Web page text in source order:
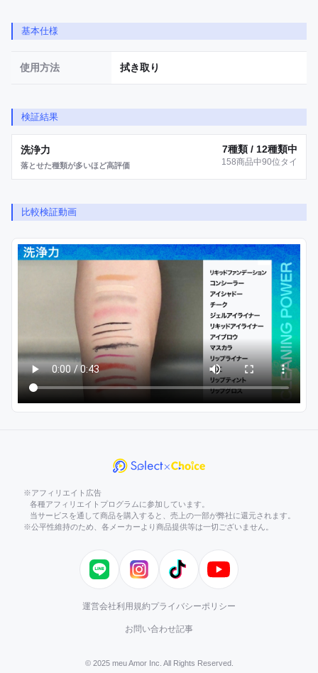
基本仕様
使用方法 拭き取り
検証結果
洗浄力
落とせた種類が多いほど高評価
7種類 / 12種類中
158商品中90位タイ
比較検証動画
※アフィリエイト広告
各種アフィリエイトプログラムに参加しています。
当サービスを通して商品を購入すると、売上の一部が弊社に還元されます。
※公平性維持のため、各メーカーより商品提供等は一切ございません。
LINE InstagramTikTok YouTube
運営会社利用規約プライバシーポリシー
お問い合わせ記事
© 2025 meu Amor Inc. All Rights Reserved.